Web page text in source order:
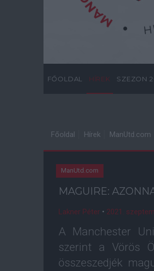
FŐOLDAL HÍREK SZEZON
Főoldal Hírek ManUtd.com
ManUtd.com
MAGUIRE:
Lakner Péter • 2021.
A Manchester
szerint a Vörös
összeszedjék